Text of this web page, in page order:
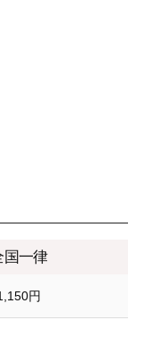
国一律
円